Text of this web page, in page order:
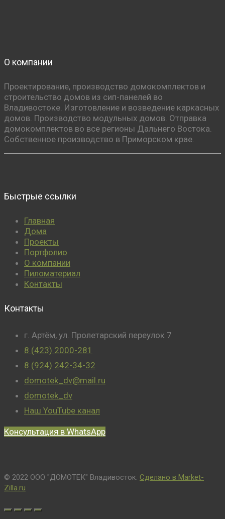
О компании
Проектирование, производство домокомплектов и
строительство домов из сип-панелей во
Владивостоке. Изготовление и возведение каркасных
домов. Производство модульных домов. Отправка
домокомплектов во все регионы Дальнего Востока.
Собственное производство в Приморском крае.
Быстрые ссылки
Главная
Дома
Проекты
Портфолио
О компании
Пиломатериал
Контакты
Контакты
г. Артём, ул. Пролетарский переулок 7
8 (423) 2000-281
8 (924) 242-34-32
domotek_dv@mail.ru
domotek_dv
Наш YouTube канал
Консультация в WhatsApp
© 2022 ООО "ДОМОТЕК" Владивосток. Сделано в Market-
Zilla.ru